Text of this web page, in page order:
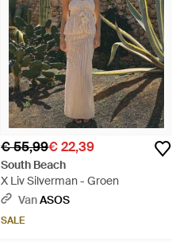
€ 55,99€ 22,39
South Beach
X Liv Silverman - Groen
VanASOS
SALE